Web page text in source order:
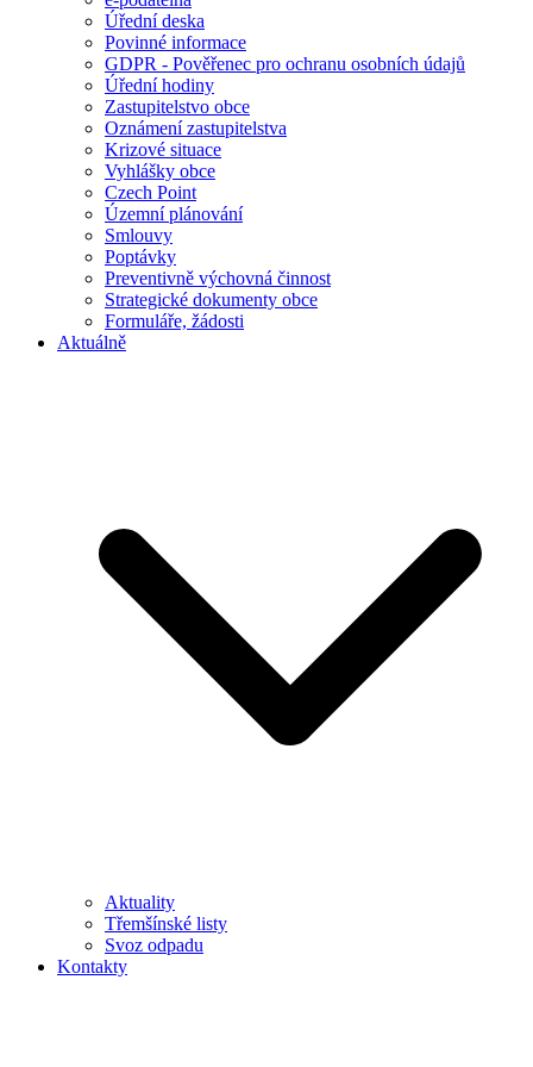
Úřední deska
Povinné informace
GDPR - Pověřenec pro ochranu osobních údajů
Úřední hodiny
Zastupitelstvo obce
Oznámení zastupitelstva
Krizové situace
Vyhlášky obce
Czech Point
Územní plánování
Smlouvy
Poptávky
Preventivně výchovná činnost
Strategické dokumenty obce
Formuláře, žádosti
Aktuálně
Aktuality
Třemšínské listy
Svoz odpadu
Kontakty